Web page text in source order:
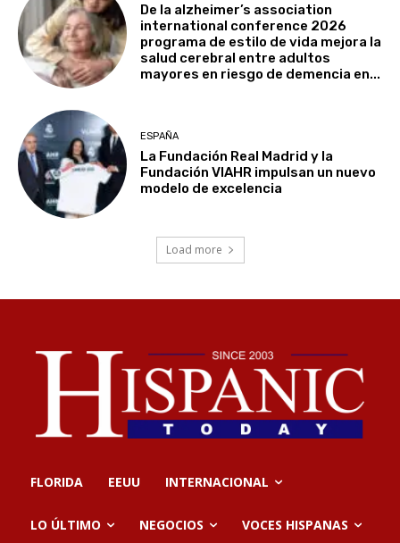
De la alzheimer’s association
international conference 2026
programa de estilo de vida mejora la
salud cerebral entre adultos
mayores en riesgo de demencia en...
ESPAÑA
La Fundación Real Madrid y la
Fundación VIAHR impulsan un nuevo
modelo de excelencia
Load more
FLORIDA EEUU INTERNACIONAL
LO ÚLTIMO NEGOCIOS VOCES HISPANAS